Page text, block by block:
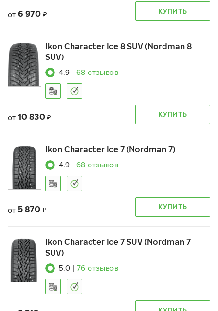
от 6 970 ₽ КУПИТЬ
Ikon Character Ice 8 SUV (Nordman 8
SUV)
4.9 68 отзывов
от 10 830 ₽ КУПИТЬ
Ikon Character Ice 7 (Nordman 7)
4.9 68 отзывов
от 5 870 ₽ КУПИТЬ
Ikon Character Ice 7 SUV (Nordman 7
SUV)
5.0 76 отзывов